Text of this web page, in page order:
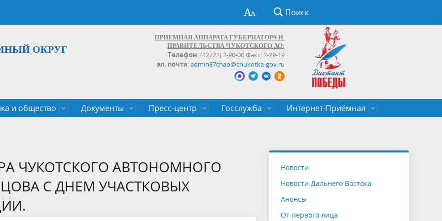
Поиск
ОКРУГ
ПРИЕМНАЯ АППАРАТА ГУБЕРНАТОРА И
ПРАВИТЕЛЬСТВА ЧУКОТСКОГО АО:
Телефон: (42722) 2-90-00 Факс: 2-29-19
эл. почта:admin87chao@chukotka-gov.ru
и общество Документы
воздействия
Пресс-центр Госслужба
служащих Чукотского автономного
Интернет-Приёмная
ЧУКОТСКОГО АВТОНОМНОГО
С ДНЕМ УЧАСТКОВЫХ
Новости
Новости Дальнего Востока
Анонсы
От первого лица